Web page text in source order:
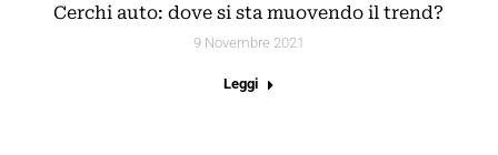
Cerchi auto: dove si sta muovendo il trend?
9 Novembre 2021
Leggi